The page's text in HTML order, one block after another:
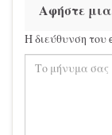
Αφήστε
Η διεύθυνση του